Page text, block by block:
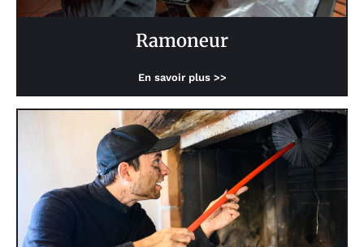
Ramoneur
En savoir plus >>